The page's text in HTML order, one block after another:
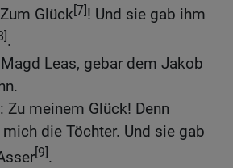
Glück[7]! Und sie gab ihm
.
Leas, gebar dem Jakob
Zu meinem Glück! Denn
die Töchter. Und sie gab
[9].